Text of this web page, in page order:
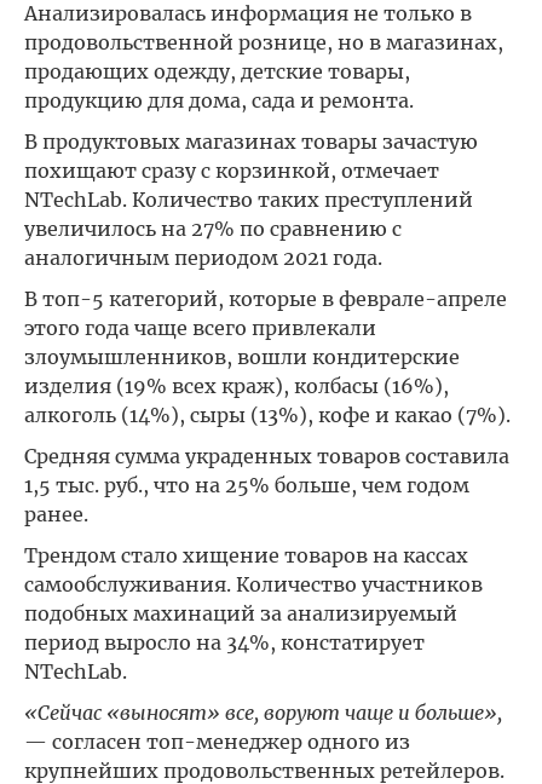
Анализировалась информация не только в
продовольственной рознице, но в магазинах,
продающих одежду, детские товары,
продукцию для дома, сада и ремонта.
В продуктовых магазинах товары зачастую
похищают сразу с корзинкой, отмечает
NTechLab. Количество таких преступлений
увеличилось на 27% по сравнению с
аналогичным периодом 2021 года.
В топ-5 категорий, которые в феврале-апреле
этого года чаще всего привлекали
злоумышленников, вошли кондитерские
изделия (19% всех краж), колбасы (16%),
алкоголь (14%), сыры (13%), кофе и какао (7%).
Средняя сумма украденных товаров составила
1,5 тыс. руб., что на 25% больше, чем годом
ранее.
Трендом стало хищение товаров на кассах
самообслуживания. Количество участников
подобных махинаций за анализируемый
период выросло на 34%, констатирует
NTechLab.
«Сейчас «выносят» все, воруют чаще и больше»,
— согласен топ-менеджер одного из
крупнейших продовольственных ретейлеров.